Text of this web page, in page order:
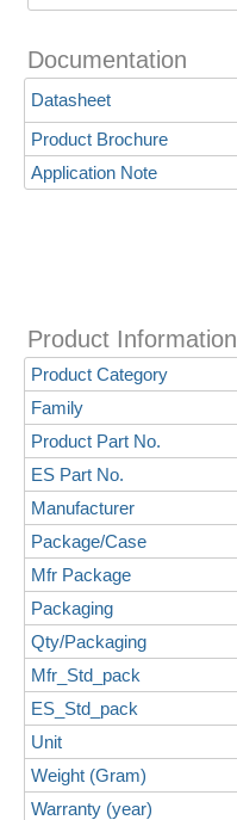
Documentation
Datasheet
Product Brochure
Application Note
Product Information
Product Category
Family
Product Part No.
ES Part No.
Manufacturer
Package/Case
Mfr Package
Packaging
Qty/Packaging
Mfr_Std_pack
ES_Std_pack
Unit
Weight (Gram)
Warranty (year)